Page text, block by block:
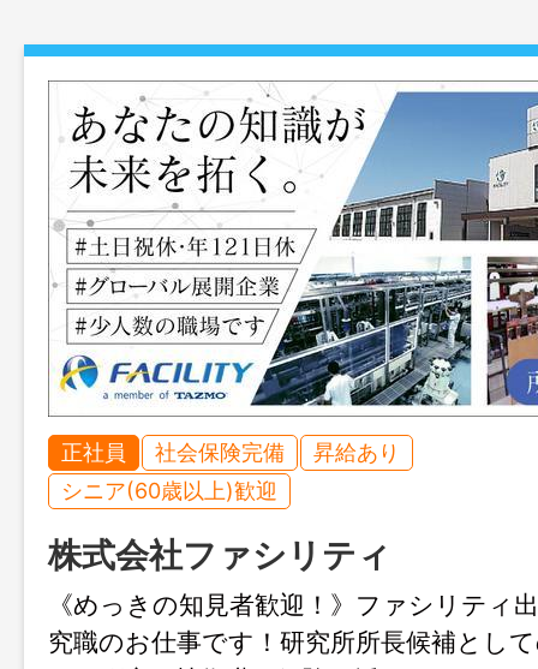
正社員 社会保険完備
昇給あり
シニア(60歳以上)歓迎
株式会社ファシリティ
《めっきの知見者歓迎！》ファシリティ
究職のお仕事です！研究所所長候補とし